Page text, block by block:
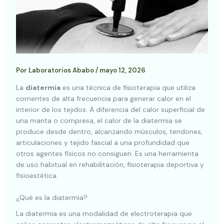
Por Laboratorios Ababo/ mayo 12, 2026
La diatermiaes una técnica de fisioterapia que utiliza
corrientes de alta frecuencia para generar calor en el
interior de los tejidos. A diferencia del calor superficial de
una manta o compresa, el calor de la diatermia se
produce desde dentro, alcanzando músculos, tendones,
articulaciones y tejido fascial a una profundidad que
otros agentes físicos no consiguen. Es una herramienta
de uso habitual en rehabilitación, fisioterapia deportiva y
fisioestética.
¿Qué es la diatermia?
La diatermia es una modalidad de electroterapia que